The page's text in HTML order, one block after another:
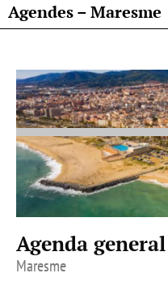
Agendes – Maresme
Agenda
Maresme